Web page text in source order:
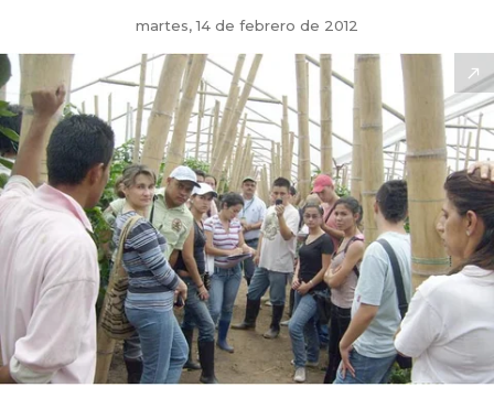
martes, 14 de febrero de 2012